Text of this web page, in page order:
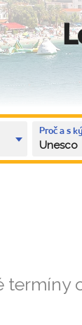
Proč a s
Unesco
termíny